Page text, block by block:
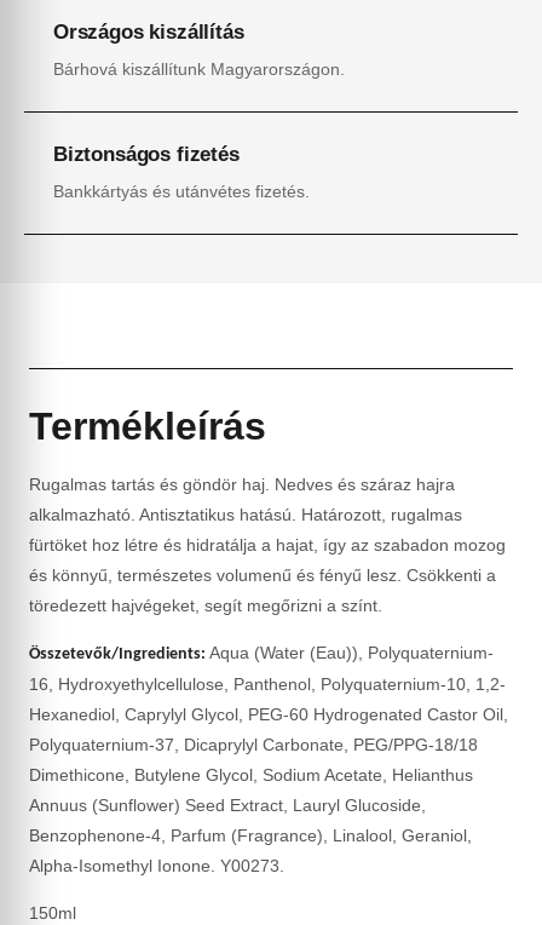
Országos kiszállítás
Bárhová kiszállítunk Magyarországon.
Biztonságos fizetés
Bankkártyás és utánvétes fizetés.
Termékleírás
Rugalmas tartás és göndör haj. Nedves és száraz hajra
alkalmazható. Antisztatikus hatású. Határozott, rugalmas
fürtöket hoz létre és hidratálja a hajat, így az szabadon mozog
és könnyű, természetes volumenű és fényű lesz. Csökkenti a
töredezett hajvégeket, segít megőrizni a színt.
Összetevők/Ingredients: Aqua (Water (Eau)), Polyquaternium-
16, Hydroxyethylcellulose, Panthenol, Polyquaternium-10, 1,2-
Hexanediol, Caprylyl Glycol, PEG-60 Hydrogenated Castor Oil,
Polyquaternium-37, Dicaprylyl Carbonate, PEG/PPG-18/18
Dimethicone, Butylene Glycol, Sodium Acetate, Helianthus
Annuus (Sunflower) Seed Extract, Lauryl Glucoside,
Benzophenone-4, Parfum (Fragrance), Linalool, Geraniol,
Alpha-Isomethyl Ionone. Y00273.
150ml